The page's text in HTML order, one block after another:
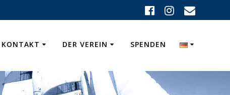
KONTAKT DER VEREIN SPENDEN